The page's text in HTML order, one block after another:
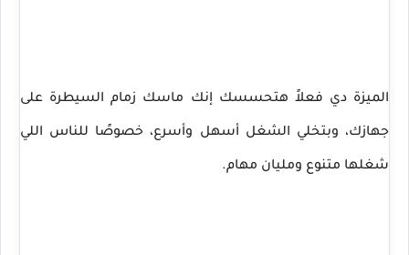
الميزة دي فعلاً هتحسسك إنك ماسك زمام السيطرة على
جهازك، وبتخلي الشغل أسهل وأسرع، خصوصًا للناس اللي
شغلها متنوع ومليان مهام.